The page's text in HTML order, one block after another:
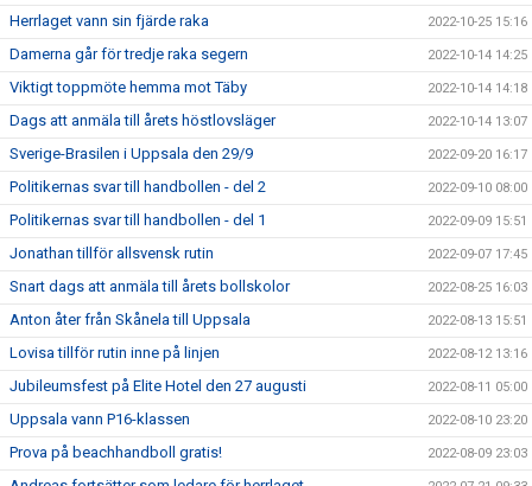
Herrlaget vann sin fjärde raka 2022-10-25 15:16
Damerna går för tredje raka segern 2022-10-14 14:25
Viktigt toppmöte hemma mot Täby 2022-10-14 14:18
Dags att anmäla till årets höstlovsläger 2022-10-14 13:07
Sverige-Brasilen i Uppsala den 29/9 2022-09-20 16:17
Politikernas svar till handbollen - del 2 2022-09-10 08:00
Politikernas svar till handbollen - del 1 2022-09-09 15:51
Jonathan tillför allsvensk rutin 2022-09-07 17:45
Snart dags att anmäla till årets bollskolor 2022-08-25 16:03
Anton åter från Skånela till Uppsala 2022-08-13 15:51
Lovisa tillför rutin inne på linjen 2022-08-12 13:16
Jubileumsfest på Elite Hotel den 27 augusti 2022-08-11 05:00
Uppsala vann P16-klassen 2022-08-10 23:20
Prova på beachhandboll gratis! 2022-08-09 23:03